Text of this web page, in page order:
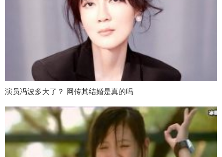
演员冯波多大了？ 网传其结婚是真的吗